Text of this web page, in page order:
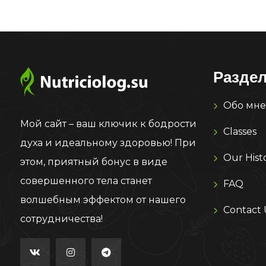
Мой сайт – ваш ключик к бодрости
духа и идеальному здоровью! При
этом, приятный бонус в виде
совершенного тела станет
волшебным эффектом от нашего
сотрудничества!
Обо мне
Classes
Our
FAQ
Contact